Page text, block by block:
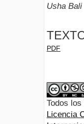
Usha Bali
PDF
Todos
Licencia